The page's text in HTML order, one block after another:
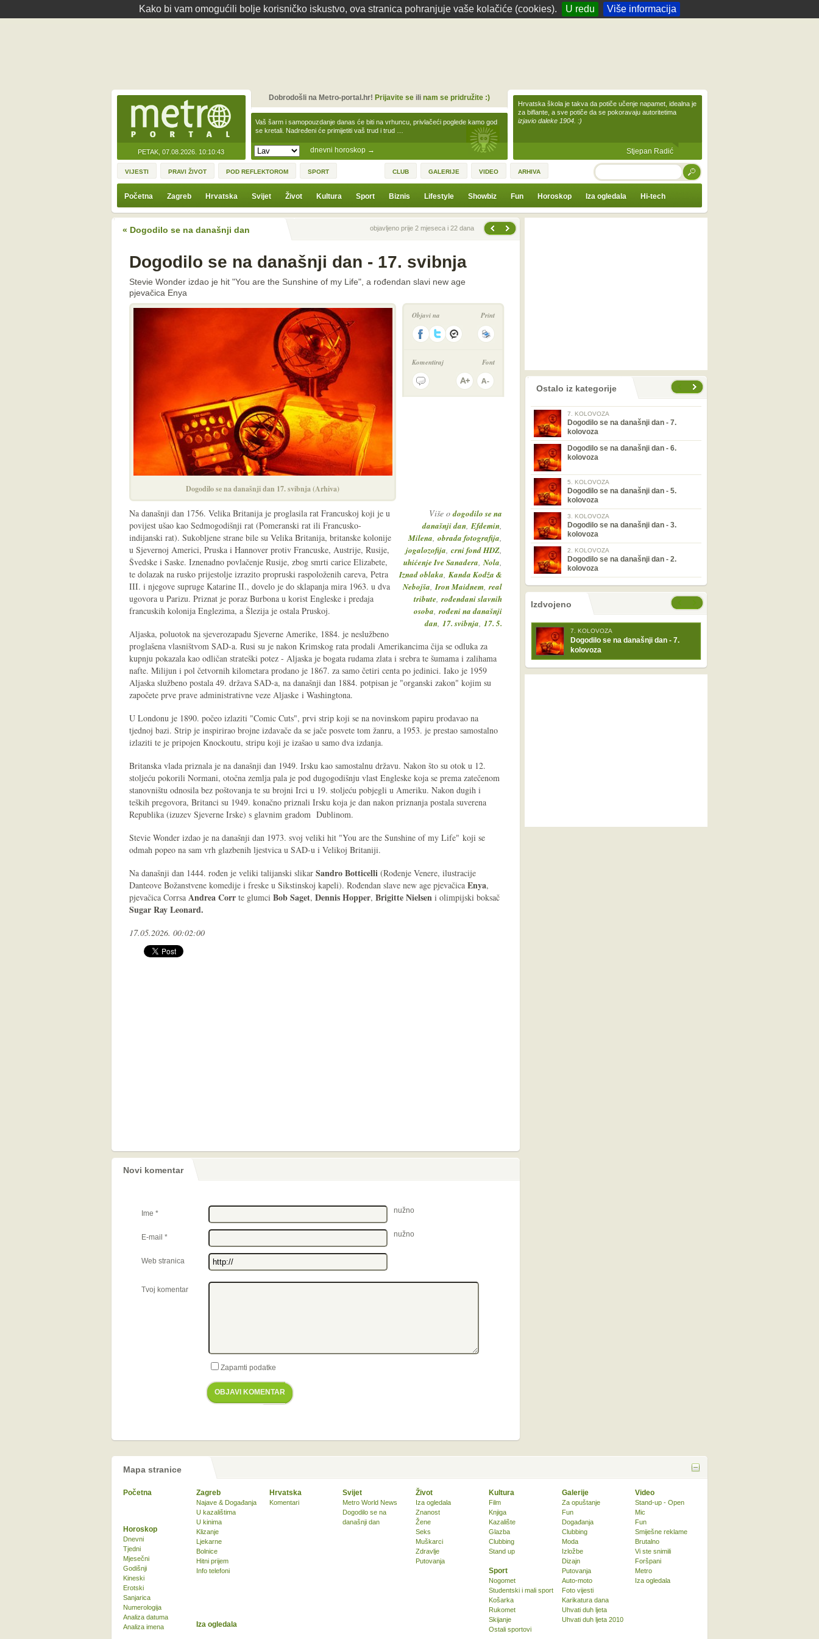
Kako bi vam omogućili bolje korisničko iskustvo, ova stranica pohranjuje vaše kolačiće (cookies). U redu Više informacija
PETAK, 07.08.2026. 10:10:43 dnevni horoskop →
Vaš šarm i samopouzdanje danas će biti na vrhuncu, privlačeći poglede kamo god
se kretali. Nadređeni će primijetiti vaš trud i trud …
Dobrodošli na Metro-portal.hr! Prijavite seili nam se pridružite :)
Hrvatska škola je takva da potiče učenje napamet, idealna je
za biflante, a sve potiče da se pokoravaju autoritetima
izjavio daleke 1904. :)
Stjepan Radić
VIJESTI PRAVI ŽIVOT POD REFLEKTOROM SPORT CLUB GALERIJE VIDEO ARHIVA TRAŽI
Početna Zagreb Hrvatska Svijet Život Kultura Sport Biznis Lifestyle Showbiz Fun Horoskop Iza ogledala Hi-tech
« Dogodilo se na današnji dan Prethodna vijestobjavljeno prije 2 mjeseca i 22 dana
Dogodilo se na današnji dan - 17. svibnja
Stevie Wonder izdao je hit "You are the Sunshine of my Life", a rođendan slavi new age
pjevačica Enya
Dogodilo se na današnji dan 17. svibnja (Arhiva)
Objavi na Print
Komentiraj Font
Više odogodilo se na
današnji dan,Efdemin,
Milena, obrada fotografija,
jogalozofija, crni fond HDZ,
uhićenje Ive Sanadera,Nola,
Iznad oblaka,Kanda Kodža &
Nebojša,Iron Maidnem,real
tribute,rođendani slavnih
osoba,rođeni na današnji
dan, 17. svibnja, 17. 5.
Na današnji dan 1756. Velika Britanija je proglasila rat Francuskoj koji je u
povijest ušao kao Sedmogodišnji rat (Pomeranski rat ili Francusko-
indijanski rat). Sukobljene strane bile su Velika Britanija, britanske kolonije
u Sjevernoj Americi, Pruska i Hannover protiv Francuske, Austrije, Rusije,
Švedske i Saske. Iznenadno povlačenje Rusije, zbog smrti carice Elizabete,
te dolazak na rusko prijestolje izrazito propruski raspoloženih careva, Petra
III. i njegove supruge Katarine II., dovelo je do sklapanja mira 1963. u dva
ugovora u Parizu. Priznat je poraz Burbona u korist Engleske i predaja
francuskih kolonija Englezima, a Šlezija je ostala Pruskoj.
Aljaska, poluotok na sjeverozapadu Sjeverne Amerike, 1884. je neslužbeno
proglašena vlasništvom SAD-a. Rusi su je nakon Krimskog rata prodali Amerikancima čija se odluka za
kupnju pokazala kao odličan strateški potez - Aljaska je bogata rudama zlata i srebra te šumama i zalihama
nafte. Milijun i pol četvornih kilometara prodano je 1867. za samo četiri centa po jedinici. Iako je 1959
Aljaska službeno postala 49. država SAD-a, na današnji dan 1884. potpisan je "organski zakon" kojim su
započete prve prave administrativne veze Aljaske i Washingtona.
U Londonu je 1890. počeo izlaziti "Comic Cuts", prvi strip koji se na novinskom papiru prodavao na
tjednoj bazi. Strip je inspirirao brojne izdavače da se jače posvete tom žanru, a 1953. je prestao samostalno
izlaziti te je pripojen Knockoutu, stripu koji je izašao u samo dva izdanja.
Britanska vlada priznala je na današnji dan 1949. Irsku kao samostalnu državu. Nakon što su otok u 12.
stoljeću pokorili Normani, otočna zemlja pala je pod dugogodišnju vlast Engleske koja se prema zatečenom
stanovništu odnosila bez poštovanja te su brojni Irci u 19. stoljeću pobjegli u Ameriku. Nakon dugih i
teških pregovora, Britanci su 1949. konačno priznali Irsku koja je dan nakon priznanja postala suverena
Republika (izuzev Sjeverne Irske) s glavnim gradom Dublinom.
Stevie Wonder izdao je na današnji dan 1973. svoj veliki hit "You are the Sunshine of my Life" koji se
odmah popeo na sam vrh glazbenih ljestvica u SAD-u i Velikoj Britaniji.
Na današnji dan 1444. rođen je veliki talijanski slikar Sandro Botticelli (Rođenje Venere, ilustracije
Danteove Božanstvene komedije i freske u Sikstinskoj kapeli). Rođendan slave new age pjevačica Enya,
pjevačica Corrsa Andrea Corr te glumci Bob Saget, Dennis Hopper, Brigitte Nielsen i olimpijski boksač
Sugar Ray Leonard.
17.05.2026. 00:02:00
Novi komentar
Ime * nužno
E-mail * nužno
Web stranica
Tvoj komentar
Zapamti podatke
OBJAVI KOMENTAR
prethodno Ostalo iz kategorije
7. KOLOVOZA
Dogodilo se na današnji dan - 7.
kolovoza
Dogodilo se na današnji dan - 6.
kolovoza
5. KOLOVOZA
Dogodilo se na današnji dan - 5.
kolovoza
3. KOLOVOZA
Dogodilo se na današnji dan - 3.
kolovoza
2. KOLOVOZA
Dogodilo se na današnji dan - 2.
kolovoza
nema prethodne stranice
nema sljedeće stranice
Izdvojeno
7. KOLOVOZA
Dogodilo se na današnji dan - 7.
kolovoza
Mapa stranice
Početna Zagreb
Najave & Događanja
U kazalištima
U kinima
Klizanje
Ljekarne
Bolnice
Hitni prijem
Info telefoni
Hrvatska
Komentari
Svijet
Metro World News
Dogodilo se na
današnji dan
Život
Iza ogledala
Znanost
Žene
Seks
Muškarci
Zdravlje
Putovanja
Kultura
Film
Knjiga
Kazalište
Glazba
Clubbing
Stand up
Sport
Nogomet
Studentski i mali sport
Košarka
Rukomet
Skijanje
Ostali sportovi
Horoskop
Dnevni
Tjedni
Mjesečni
Godišnji
Kineski
Erotski
Sanjarica
Numerologija
Analiza datuma
Analiza imena
Iza ogledala
Galerije
Za opuštanje
Fun
Događanja
Clubbing
Moda
Izložbe
Dizajn
Putovanja
Auto-moto
Foto vijesti
Karikatura dana
Uhvati duh ljeta
Uhvati duh ljeta 2010
Video
Stand-up - Open
Mic
Fun
Smiješne reklame
Brutalno
Vi ste snimili
Foršpani
Metro
Iza ogledala